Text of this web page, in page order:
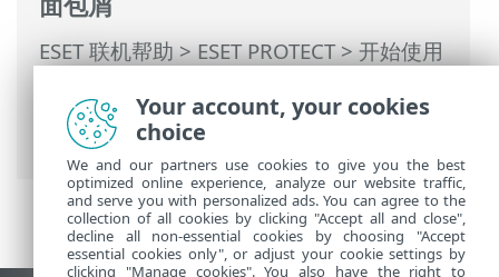
ESET 联机帮助>ESET PROTECT>开始使用
程部署> ESET Remote Deployment Tool>
ESET Remote Deployment Tool - 故障排除
Your account, your cookies
choice
We and our partners use cookies to give you the best
optimized online experience, analyze our website traffic,
and serve you with personalized ads. You can agree to the
collection of all cookies by clicking "Accept all and close",
decline all non-essential cookies by choosing "Accept
essential cookies only", or adjust your cookie settings by
clicking "Manage cookies". You also have the right to